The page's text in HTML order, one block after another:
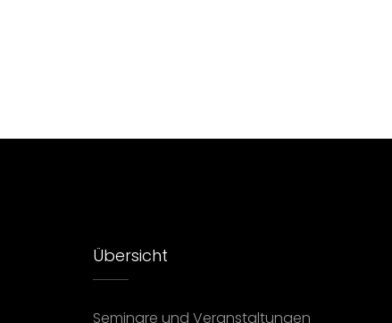
Übersicht
Seminare und Veranstaltungen